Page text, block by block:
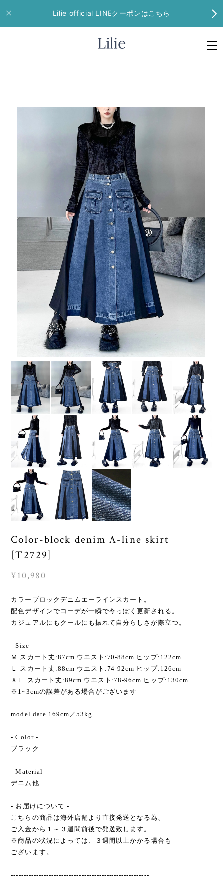
Lilie official LINEクーポンはこちら
Color-block denim A-line skirt
[T2729]
¥10,980
カラーブロックデニムエーラインスカート。
配色デザインでコーデが一瞬で今っぽく更新される。
カジュアルにもクールにも振れて自分らしさが際立つ。
- Size -
Ｍ スカート丈:87cm ウエスト:70-88cm ヒップ:122cm
Ｌ スカート丈:88cm ウエスト:74-92cm ヒップ:126cm
ＸＬ スカート丈:89cm ウエスト:78-96cm ヒップ:130cm
※1~3cmの誤差がある場合がございます
model date 169cm／53kg
- Color -
ブラック
- Material -
デニム他
- お届けについて -
こちらの商品は海外店舗より直接発送となる為、
ご入金から１～３週間前後で発送致します。
※商品の状況によっては、３週間以上かかる場合も
ございます。
-------------------------------------------------------